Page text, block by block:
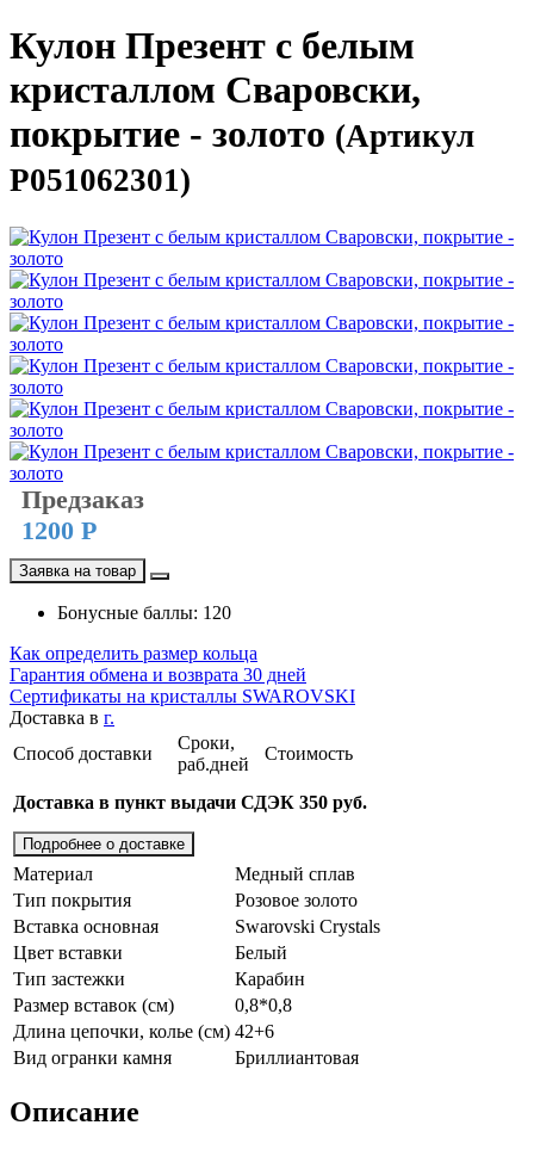
Кулон Презент с белым
кристаллом Сваровски,
покрытие - золото (Артикул
P051062301)
Предзаказ
1200 Р
Заявка на товар
Бонусные баллы: 120
Как определить размер кольца
Гарантия обмена и возврата 30 дней
Сертификаты на кристаллы SWAROVSKI
Доставка в г.
Способ доставки
Сроки,
раб.дней
Стоимость
Доставка в пункт выдачи СДЭК 350 руб.
Подробнее о доставке
Материал
Медный сплав
Тип покрытия
Розовое золото
Вставка основная
Swarovski Crystals
Цвет вставки
Белый
Тип застежки
Карабин
Размер вставок (см)
0,8*0,8
Длина цепочки, колье (см) 42+6
Вид огранки камня
Бриллиантовая
Описание